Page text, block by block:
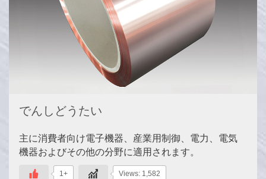
でんしどうたい
主に消費者向け電子機器、産業用制御、電力、電気
機器およびその他の分野に適用されます。
1+ Views: 1,582